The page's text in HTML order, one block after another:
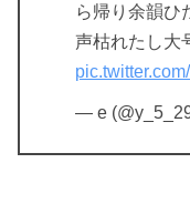
ら帰り余韻ひ
声枯れたし大
— e